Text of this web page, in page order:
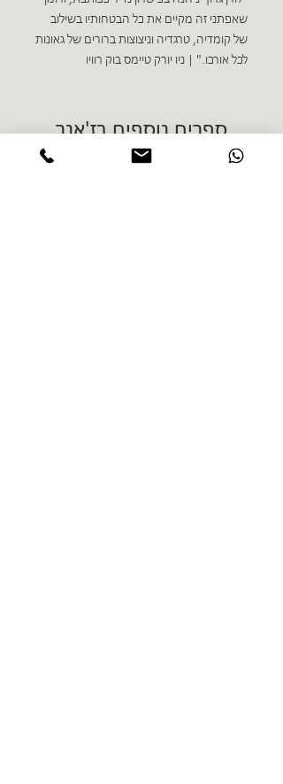
שאפתני זה מקיים את כל הבטחותיו בשילוב
של קומדיה, טרגדיה וניצוצות ברורים של גאונות
לכל אורכו." | ניו יורק טיימס בוק רוויו
ספרים נוספים בז'אנר